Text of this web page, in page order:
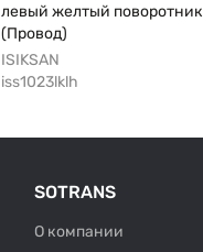
левый желтый поворотник
(Провод)
ISIKSAN
iss1023lklh
SOTRANS
О компании